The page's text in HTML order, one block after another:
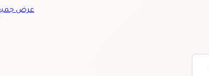
عرض جميع